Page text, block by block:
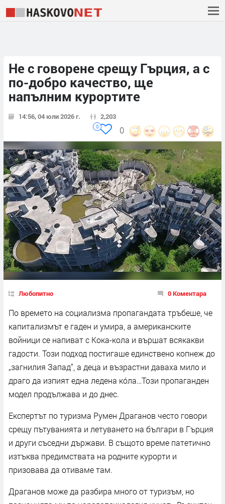
Не с говорене срещу Гърция, а с
по-добро качество, ще
напълним курортите
14:56, 04 юли 2026 г. 2,203
0
0
Любопитно 0 Коментара
По времето на социализма пропагандата тръбеше, че
капитализмът е гаден и умира, а американските
войници се напиват с Кока-кола и вършат всякакви
гадости. Този подход постигаше единствено копнеж до
„загнилия Запад“, а деца и възрастни даваха мило и
драго да изпият една ледена ко́ла…Този пропаганден
модел продължава и до днес.
Експертът по туризма Румен Драганов често говори
срещу пътуванията и летуването на българи в Гърция
и други съседни държави. В същото време патетично
изтъква предимствата на родните курорти и
призовава да отиваме там.
Драганов може да разбира много от туризъм, но